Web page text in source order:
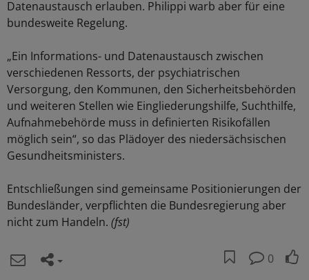
Datenaustausch erlauben. Philippi warb aber für eine
bundesweite Regelung.
„Ein Informations- und Datenaustausch zwischen
verschiedenen Ressorts, der psychiatrischen
Versorgung, den Kommunen, den Sicherheitsbehörden
und weiteren Stellen wie Eingliederungshilfe, Suchthilfe,
Aufnahmebehörde muss in definierten Risikofällen
möglich sein“, so das Plädoyer des niedersächsischen
Gesundheitsministers.
Entschließungen sind gemeinsame Positionierungen der
Bundesländer, verpflichten die Bundesregierung aber
nicht zum Handeln. (fst)
0